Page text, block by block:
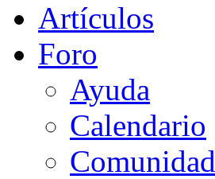
Artículos
Foro
Ayuda
Calendario
Comunidad